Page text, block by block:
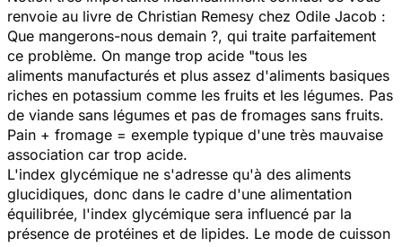
renvoie au livre de Christian Remesy chez Odile Jacob :
Que mangerons-nous demain ?, qui traite parfaitement
ce problème. On mange trop acide "tous les
aliments manufacturés et plus assez d'aliments basiques
riches en potassium comme les fruits et les légumes. Pas
de viande sans légumes et pas de fromages sans fruits.
Pain + fromage = exemple typique d'une très mauvaise
association car trop acide.
L'index glycémique ne s'adresse qu'à des aliments
glucidiques, donc dans le cadre d'une alimentation
équilibrée, l'index glycémique sera influencé par la
présence de protéines et de lipides. Le mode de cuisson